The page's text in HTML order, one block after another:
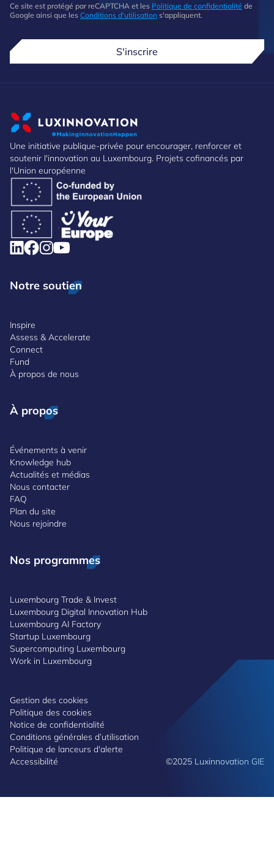
Ce site est protégé par reCAPTCHA et les Politique de confidentialité de
Google ainsi que les Conditions d'utilisation s'appliquent.
S'inscrire
Une initiative publique-privée pour encourager, renforcer et
soutenir l'innovation au Luxembourg. Projets cofinancés par
l'Union européenne
Notre soutien
Inspire
Assess & Accelerate
Connect
Fund
À propos de nous
À propos
Événements à venir
Knowledge hub
Actualités et médias
Nous contacter
FAQ
Plan du site
Nous rejoindre
Nos programmes
Luxembourg Trade & Invest
Luxembourg Digital Innovation Hub
Luxembourg AI Factory
Startup Luxembourg
Supercomputing Luxembourg
Work in Luxembourg
Gestion des cookies
Politique des cookies
Notice de confidentialité
Conditions générales d’utilisation
Politique de lanceurs d'alerte
Accessibilité
©2025 Luxinnovation GIE